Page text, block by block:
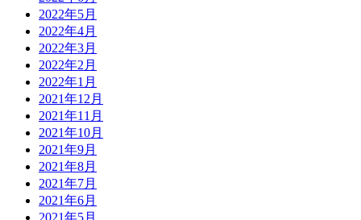
2022年5月
2022年4月
2022年3月
2022年2月
2022年1月
2021年12月
2021年11月
2021年10月
2021年9月
2021年8月
2021年7月
2021年6月
2021年5月